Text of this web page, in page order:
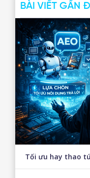
BÀI VIẾT GẦN
Tối ưu hay thao